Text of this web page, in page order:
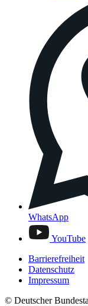
WhatsApp
YouTube
Barrierefreiheit
Datenschutz
Impressum
© Deutscher